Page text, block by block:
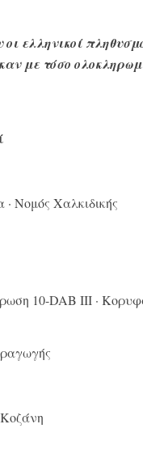
ελληνικοί
με τόσο
Νομός Χαλκιδικής
10-DAB III ·